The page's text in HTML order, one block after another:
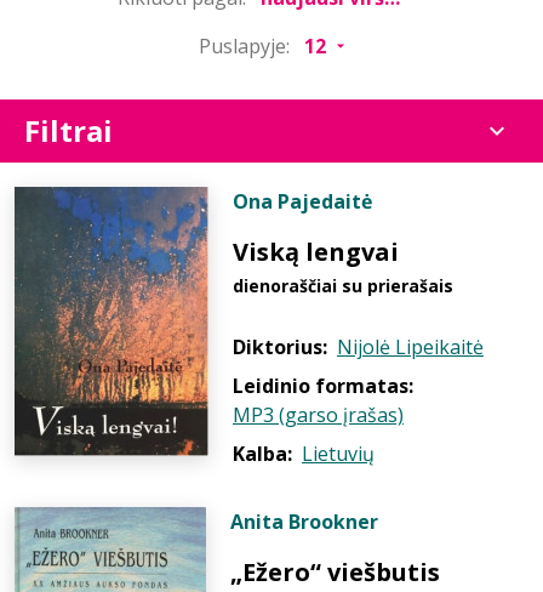
Puslapyje:
Filtrai
Ona Pajedaitė
Viską lengvai
dienoraščiai su prierašais
Diktorius: Nijolė Lipeikaitė
Leidinio formatas:
MP3 (garso įrašas)
Kalba: Lietuvių
Anita Brookner
„Ežero“ viešbutis